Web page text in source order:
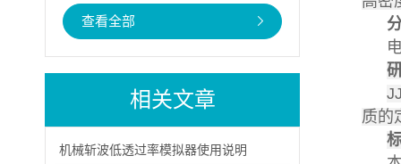
查看全部
相关文章
机械斩波低透过率模拟器使用说明
质的